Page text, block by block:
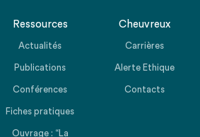
Ressources
Actualités
Publications
Conférences
Fiches pratiques
Ouvrage : “La
Cheuvreux
Carrières
Alerte Ethique
Contacts